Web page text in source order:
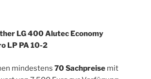
LG 400 Alutec Economy
LP PA 10-2
mindestens 70 Sachpreise mit